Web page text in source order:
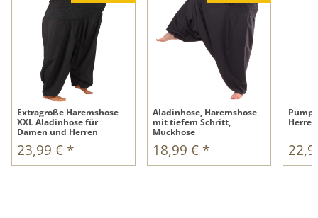
Extragroße Haremshose
XXL Aladinhose für
Damen und Herren
23,99 € *
Aladinhose, Haremshose
mit tiefem Schritt,
Muckhose
18,99 € *